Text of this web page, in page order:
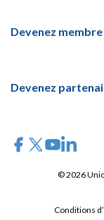
Devenez membre
Devenez
© 2026
Conditions